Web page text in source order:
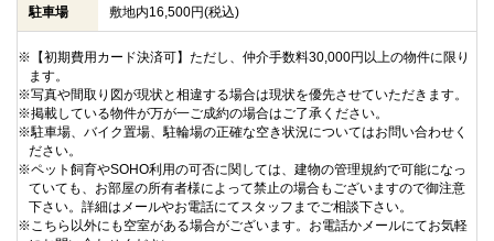
駐車場 敷地内16,500円(税込)
※【初期費用カード決済可】ただし、仲介手数料30,000円以上の物件に限り
ます。
※写真や間取り図が現状と相違する場合は現状を優先させていただきます。
※掲載している物件が万が一ご成約の場合はご了承ください。
※駐車場、バイク置場、駐輪場の正確な空き状況についてはお問い合わせく
ださい。
※ペット飼育やSOHO利用の可否に関しては、建物の管理規約で可能になっ
ていても、お部屋の所有者様によって禁止の場合もございますので御注意
下さい。詳細はメールやお電話にてスタッフまでご相談下さい。
※こちら以外にも空室がある場合がございます。お電話かメールにてお気軽